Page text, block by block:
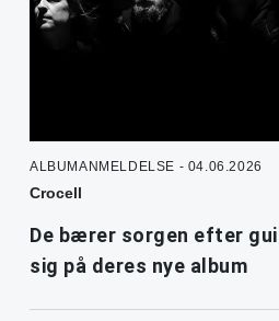
ALBUMANMELDELSE - 04.06.2026
Crocell
De bærer sorgen efter
sig på deres nye album